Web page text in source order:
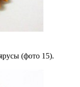
(фото 15).